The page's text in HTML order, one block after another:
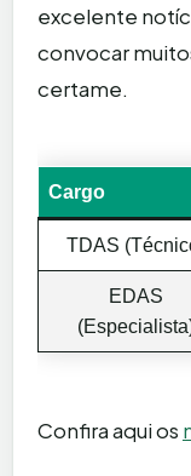
excelente
convocar
certame.
Cargo
TDAS
EDAS
Confira aqui os